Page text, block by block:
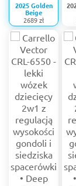
2025 Golden
Beige
2689 zł